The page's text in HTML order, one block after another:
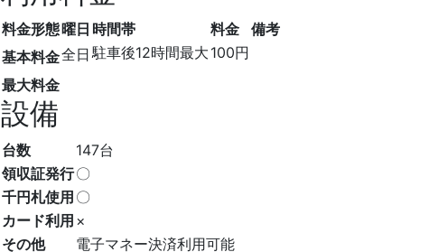
料金形態曜日 時間帯 料金
備考
基本料金全日 駐車後12時間最大 100円
最大料金
設備
台数
147台
領収証発行〇
千円札使用 〇
カード利用 ×
その他
電子マネー決済利用可能